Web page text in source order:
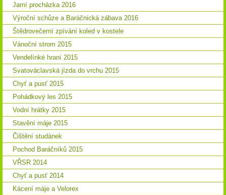
Jarní procházka 2016
Výroční schůze a Baráčnická zábava 2016
Štědrovečerní zpívání koled v kostele
Vánoční strom 2015
Vendelínké hraní 2015
Svatováclavská jízda do vrchu 2015
Chyť a pusť 2015
Pohádkový les 2015
Vodní hrátky 2015
Stavění máje 2015
Čištění studánek
Pochod Baráčníků 2015
VŘSR 2014
Chyť a pusť 2014
Kácení máje a Velorex